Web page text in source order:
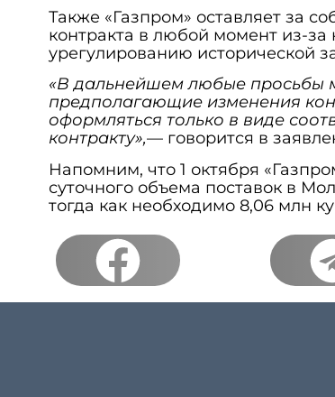
Также «Газпром» оставляет за
контракта в любой момент из-
урегулированию исторической
«В дальнейшем любые просьбы
предполагающие изменения
оформляться только в виде
контракту»,— говорится в
Напомним, что 1 октября
суточного объема поставок в
тогда как необходимо 8,06 млн